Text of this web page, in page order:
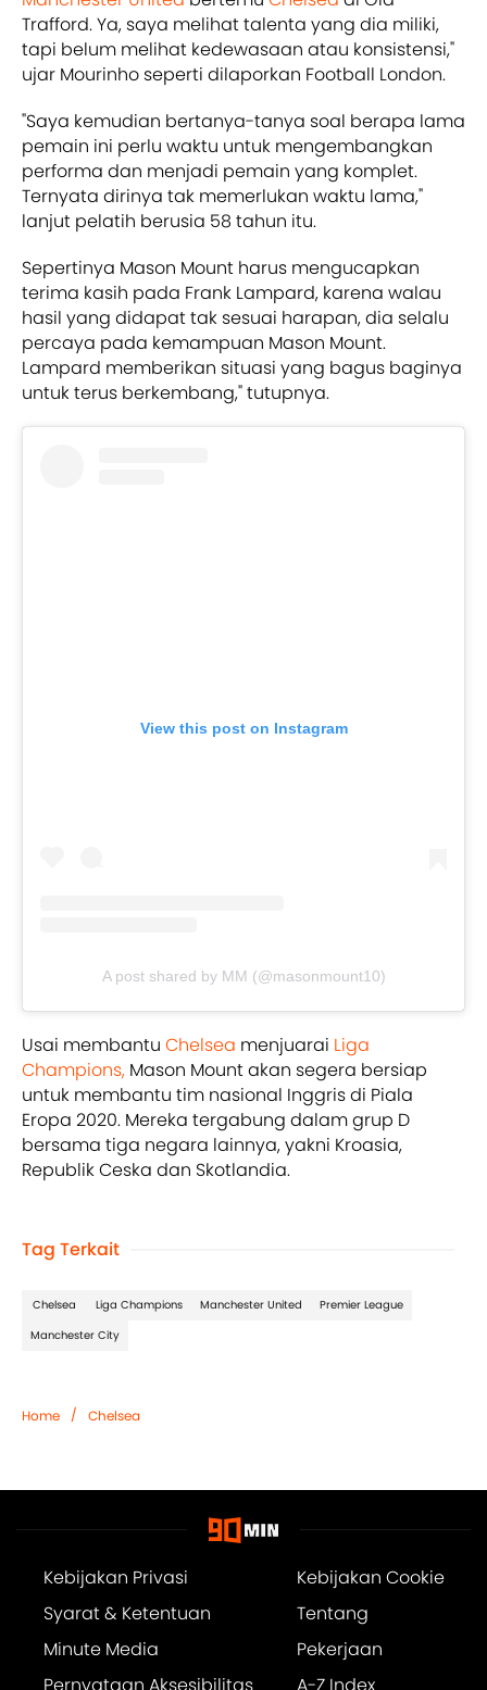
Trafford. Ya, saya melihat talenta yang dia miliki,
tapi belum melihat kedewasaan atau konsistensi,"
ujar Mourinho seperti dilaporkan Football London.
"Saya kemudian bertanya-tanya soal berapa lama
pemain ini perlu waktu untuk mengembangkan
performa dan menjadi pemain yang komplet.
Ternyata dirinya tak memerlukan waktu lama,"
lanjut pelatih berusia 58 tahun itu.
Sepertinya Mason Mount harus mengucapkan
terima kasih pada Frank Lampard, karena walau
hasil yang didapat tak sesuai harapan, dia selalu
percaya pada kemampuan Mason Mount.
Lampard memberikan situasi yang bagus baginya
untuk terus berkembang," tutupnya.
View this post on Instagram
A post shared by MM (@masonmount10)
Usai membantu Chelsea menjuarai Liga
Champions, Mason Mount akan segera bersiap
untuk membantu tim nasional Inggris di Piala
Eropa 2020. Mereka tergabung dalam grup D
bersama tiga negara lainnya, yakni Kroasia,
Republik Ceska dan Skotlandia.
Tag Terkait
Chelsea Liga Champions Manchester United
Premier League
Manchester City
Home / Chelsea
Kebijakan Privasi
Kebijakan Cookie
Syarat & Ketentuan
Tentang
Minute Media
Pekerjaan
Pernyataan Aksesibilitas
A-Z Index